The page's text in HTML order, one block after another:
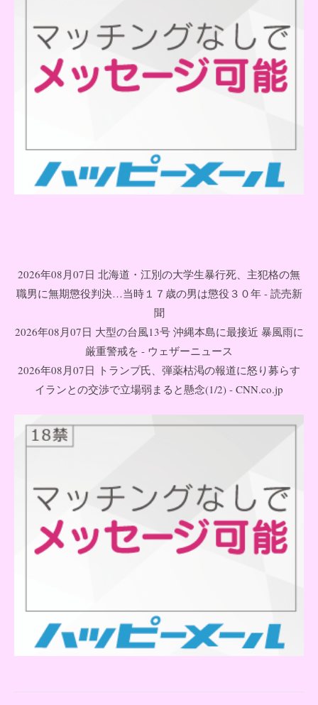
2026年08月07日 北海道・江別の大学生暴行死、主犯格の無
職男に無期懲役判決…当時１７歳の男は懲役３０年 - 読売新
聞
2026年08月07日 大型の台風13号 沖縄本島に最接近 暴風雨に
厳重警戒を - ウェザーニュース
2026年08月07日 トランプ氏、弾薬枯渇の報道に怒り募らす
イランとの交渉で立場弱まると懸念(1/2) - CNN.co.jp